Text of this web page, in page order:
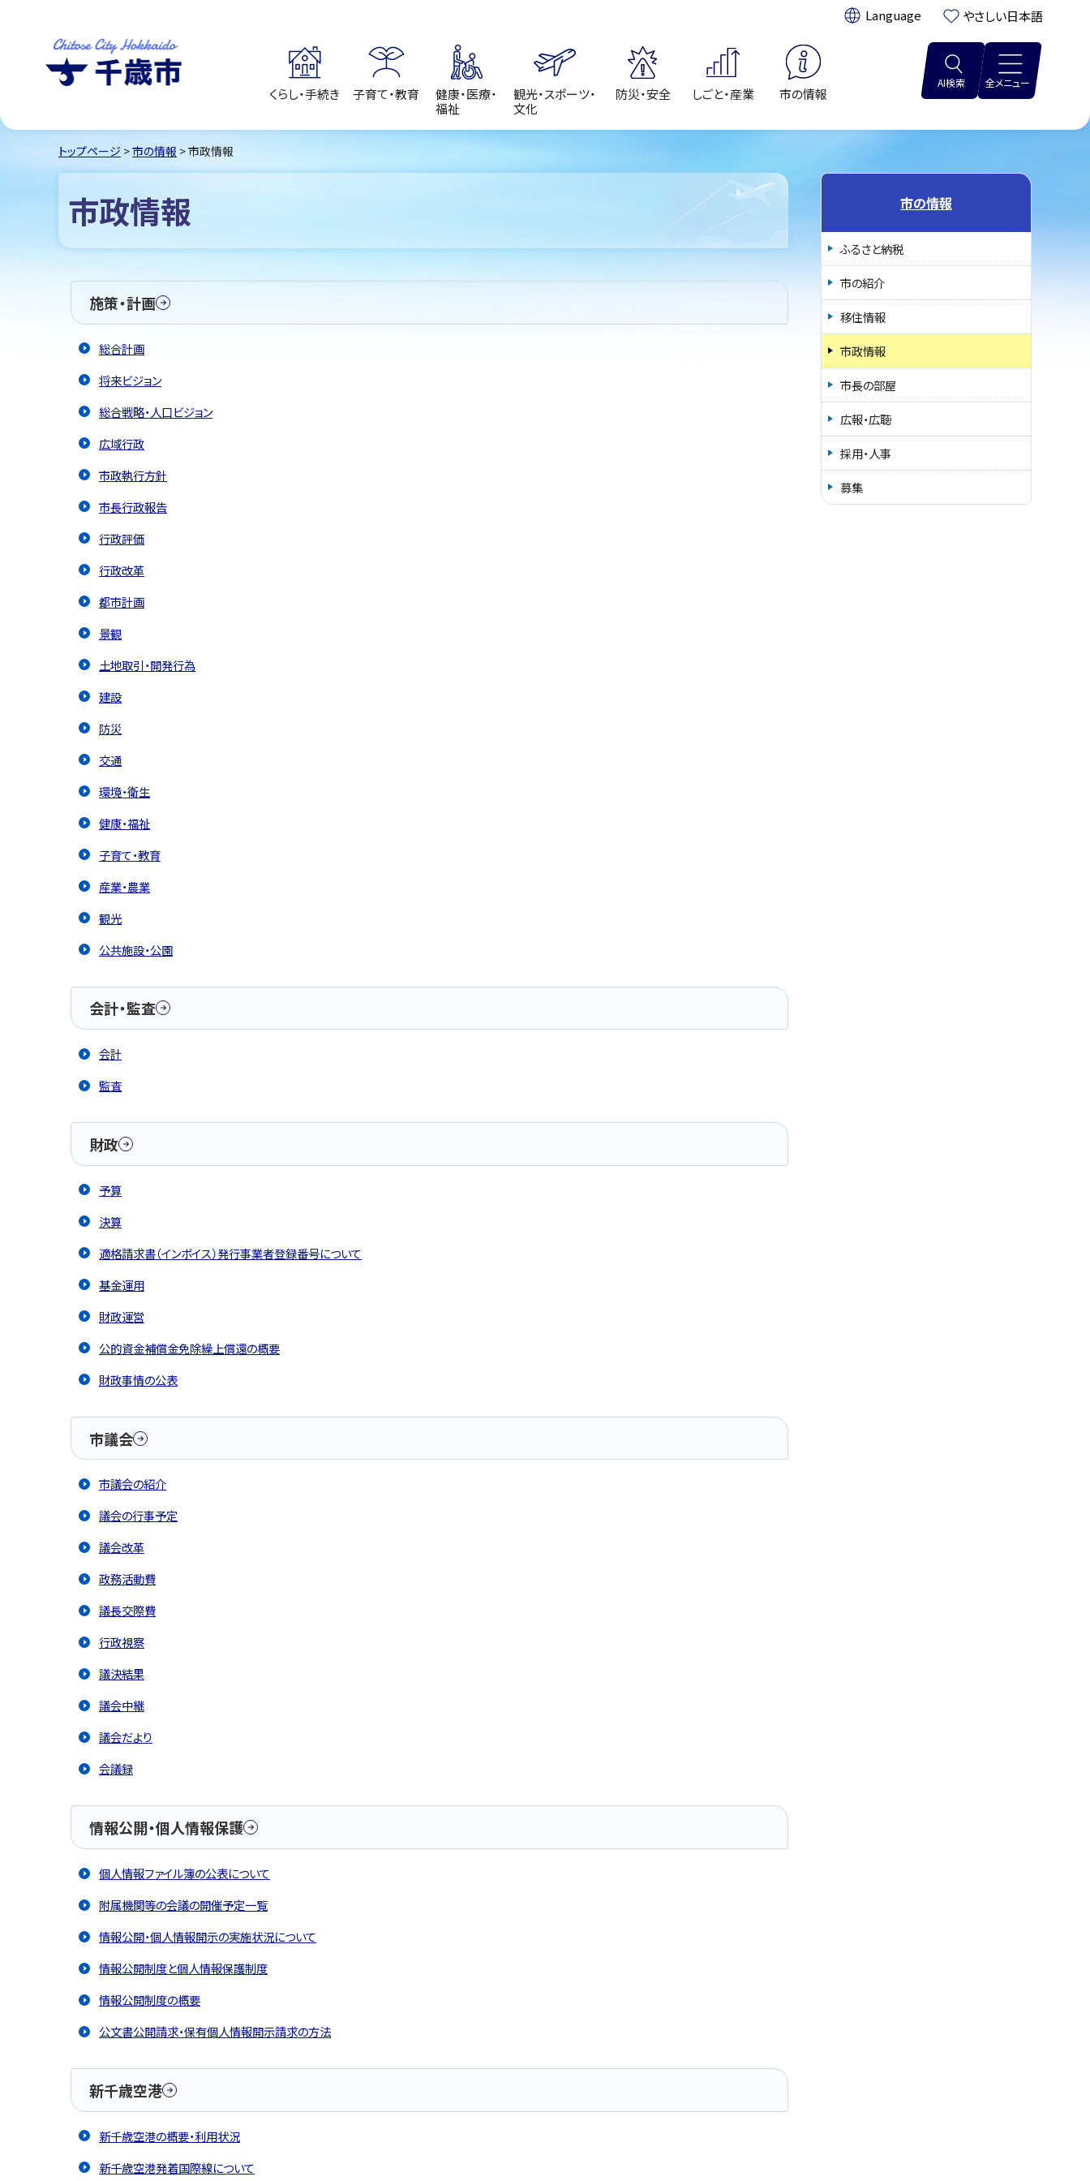
翻訳: やさしい日本語
くらし・手続き 子育て・教育
健康・医療・
福祉
観光・スポーツ・
文化
防災・安全 しごと・産業 市の情報
AI検索 全メニュー
トップページ >市の情報 > 市政情報
市政情報
施策・計画
総合計画
将来ビジョン
総合戦略・人口ビジョン
広域行政
市政執行方針
市長行政報告
行政評価
行政改革
都市計画
景観
土地取引・開発行為
建設
防災
交通
環境・衛生
健康・福祉
子育て・教育
産業・農業
観光
公共施設・公園
会計・監査
会計
監査
財政
予算
決算
適格請求書（インボイス）発行事業者登録番号について
基金運用
財政運営
公的資金補償金免除繰上償還の概要
財政事情の公表
市議会
市議会の紹介
議会の行事予定
議会改革
政務活動費
議長交際費
行政視察
議決結果
議会中継
議会だより
会議録
情報公開・個人情報保護
個人情報ファイル簿の公表について
附属機関等の会議の開催予定一覧
情報公開・個人情報開示の実施状況について
情報公開制度と個人情報保護制度
情報公開制度の概要
公文書公開請求・保有個人情報開示請求の方法
新千歳空港
新千歳空港の概要・利用状況
新千歳空港発着国際線について
市の情報
ふるさと納税
市の紹介
移住情報
市政情報
市長の部屋
広報・広聴
採用・人事
募集